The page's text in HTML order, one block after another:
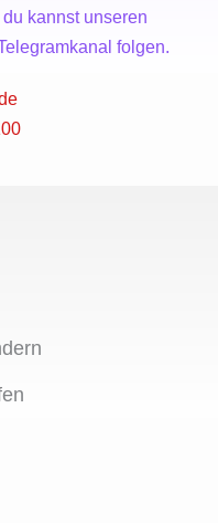
du kannst unseren
folgen.